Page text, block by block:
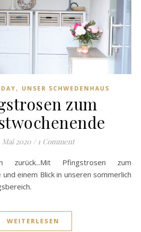
, UNSER SCHWEDENHAUS
zum
Mai 2020 / 1 Comment
einem Blick in unseren sommerlich
WEITERLESEN